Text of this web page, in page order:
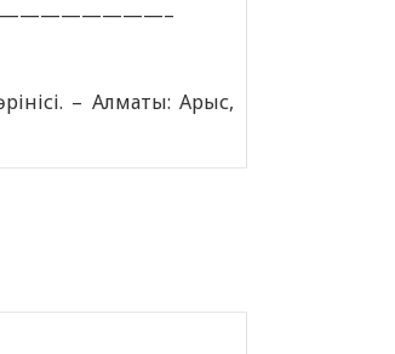
– Алматы: Арыс,